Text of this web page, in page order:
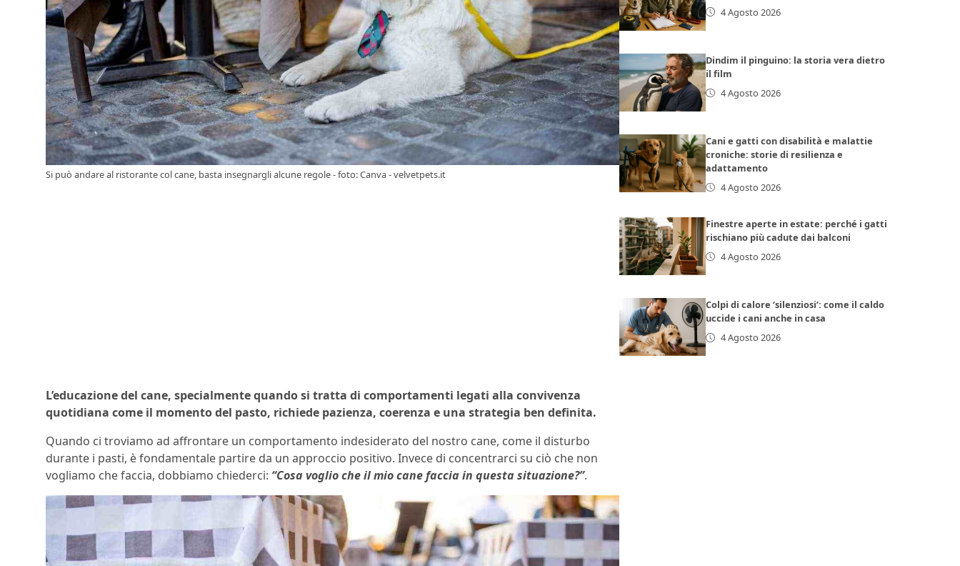
Si può andare al ristorante col cane, basta insegnargli alcune regole - foto: Canva - velvetpets.it
L’educazione del cane, specialmente quando si tratta di comportamenti legati alla convivenza
quotidiana come il momento del pasto, richiede pazienza, coerenza e una strategia ben definita.
Quando ci troviamo ad affrontare un comportamento indesiderato del nostro cane, come il disturbo
durante i pasti, è fondamentale partire da un approccio positivo. Invece di concentrarci su ciò che non
vogliamo che faccia, dobbiamo chiederci: “Cosa voglio che il mio cane faccia in questa situazione?”.
4 Agosto 2026
Dindim il pinguino: la storia vera dietro
il film
4 Agosto 2026
Cani e gatti con disabilità e malattie
croniche: storie di resilienza e
adattamento
4 Agosto 2026
Finestre aperte in estate: perché i gatti
rischiano più cadute dai balconi
4 Agosto 2026
Colpi di calore ‘silenziosi’: come il caldo
uccide i cani anche in casa
4 Agosto 2026